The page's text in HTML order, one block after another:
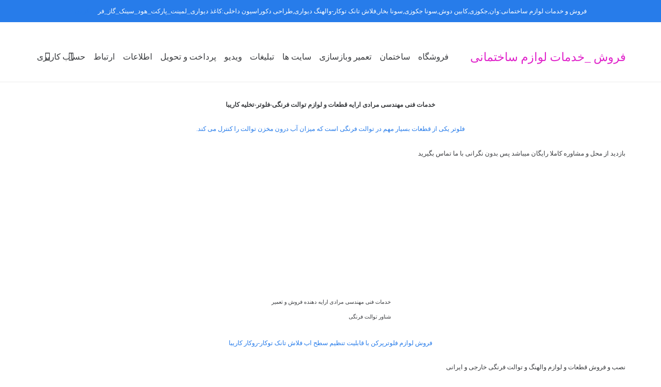
فروش _خدمات لوازم ساختمانی فروشگاه ساختمان تعمیر وبازسازی سایت ها تبلیغات ویدیو پرداخت و تحویل اطلاعات ارتباط حساب کاربری
خدمات فنی مهندسی مرادی ارایه قطعات و لوازم توالت فرنگی-فلوتر-تخلیه کاریبا
فلوتر یکی از قطعات بسیار مهم در توالت فرنگی است که میزان آب درون مخزن توالت را کنترل می کند.
بازدید از محل و مشاوره کاملا رایگان میباشد پس بدون نگرانی با ما تماس بگیرید
خدمات فنی مهندسی مرادی ارایه دهنده فروش و تعمیر
شناور توالت فرنگی
فروش لوازم فلوترپرکن با قابلیت تنظیم سطح اب فلاش تانک توکار-روکار کاریبا
نصب و فروش قطعات و لوازم والهنگ و توالت فرنگی خارجی و ایرانی
فروش و خدمات لوازم ساختمانی:وان,جکوزی,کابین دوش,سونا جکوزی,سونا بخار,فلاش تانک توکار-والهنگ دیواری,طراحی دکوراسیون داخلی:کاغذ دیواری_لمینت_پارکت_هود_سینک_گاز_فر